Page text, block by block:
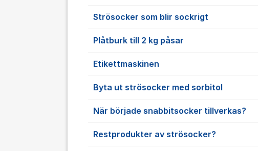
Strösocker som blir sockrigt
Plåtburk till 2 kg påsar
Etikettmaskinen
Byta ut strösocker med sorbitol
När började snabbitsocker tillverkas?
Restprodukter av strösocker?